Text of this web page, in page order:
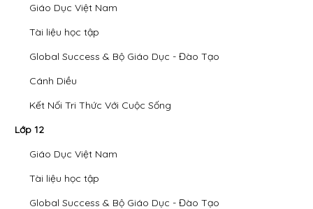
Giáo Dục Việt Nam
Tài liệu học tập
Global Success & Bộ Giáo Dục - Đào Tạo
Cánh Diều
Kết Nối Tri Thức Với Cuộc Sống
Lớp 12
Giáo Dục Việt Nam
Tài liệu học tập
Global Success & Bộ Giáo Dục - Đào Tạo